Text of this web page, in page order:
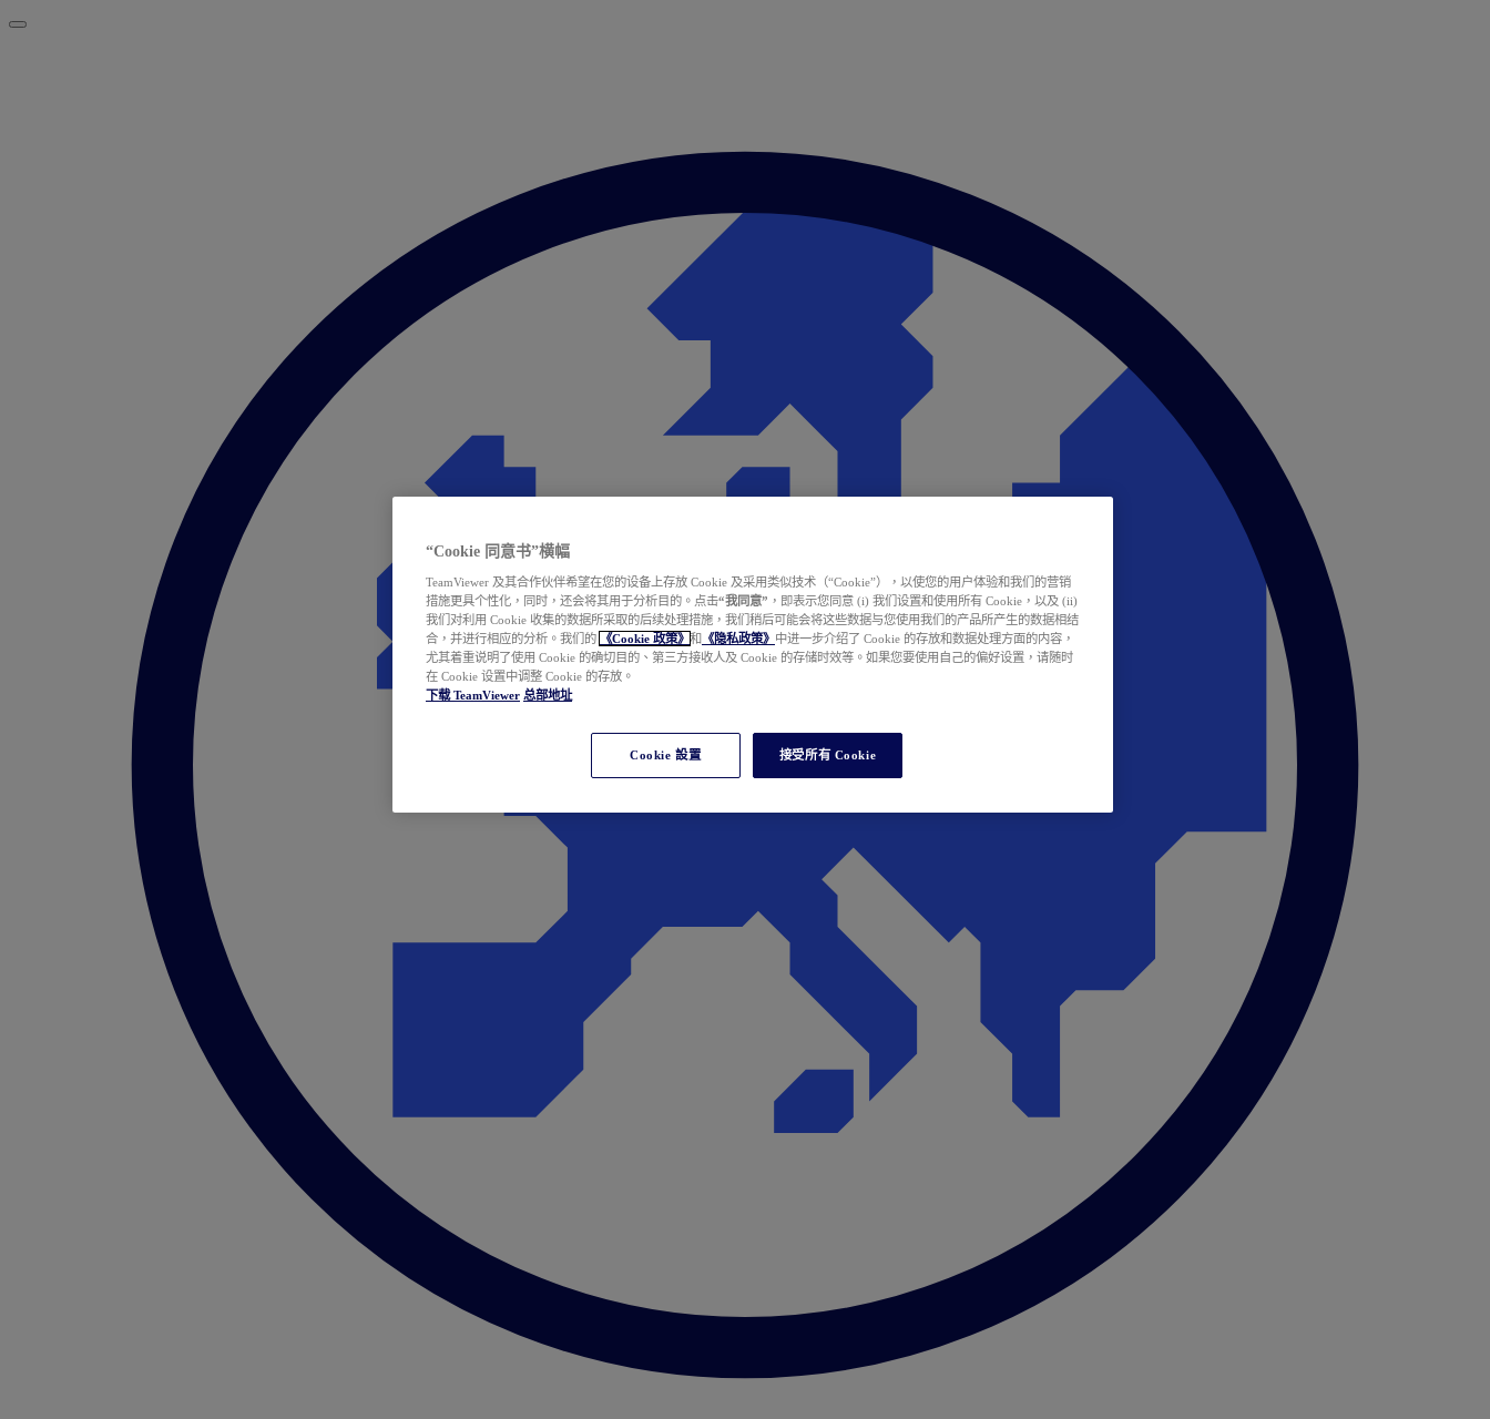
“Cookie 同意书”横幅
TeamViewer 及其合作伙伴希望在您的设备上存放 Cookie 及采用类似技术（“Cookie”），以使您的用户体验和我们的营销
措施更具个性化，同时，还会将其用于分析目的。点击“我同意” ，即表示您同意 (i) 我们设置和使用所有 Cookie，以及 (ii)
我们对利用 Cookie 收集的数据所采取的后续处理措施，我们稍后可能会将这些数据与您使用我们的产品所产生的数据相结
合，并进行相应的分析。我们的
《Cookie 政策》 和 《隐私政策》 中进一步介绍了 Cookie 的存放和数据处理方面的内容，
尤其着重说明了使用 Cookie 的确切目的、第三方接收人及 Cookie 的存储时效等。如果您要使用自己的偏好设置，请随时
在 Cookie 设置中调整 Cookie 的存放。
下载 TeamViewer 总部地址
Cookie 設置 接受所有 Cookie